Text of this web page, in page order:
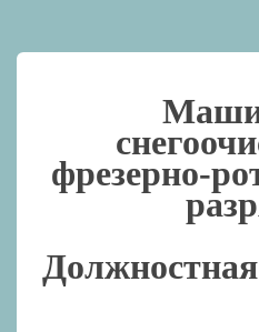
фрезерно-